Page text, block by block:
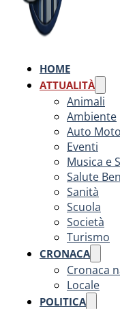
HOME
ATTUALITÀ
Animali
Ambiente
Auto
Eventi
Musica e
Salute
Sanità
Scuola
Società
Turismo
CRONACA
Cronaca
Locale
POLITICA